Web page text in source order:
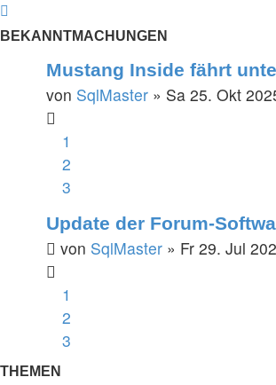
BEKANNTMACHUNGEN
Mustang Inside fährt
von SqlMaster » Sa 25. Okt
1
2
3
Update der Forum-
von SqlMaster » Fr 29. Jul
1
2
3
THEMEN